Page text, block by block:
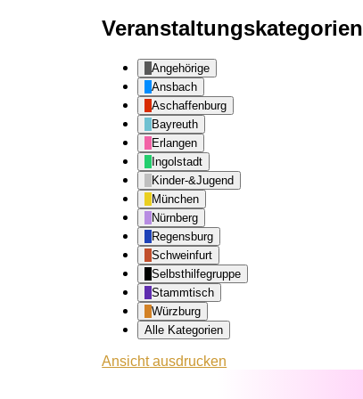
Veranstaltungskategorien
Angehörige
Ansbach
Aschaffenburg
Bayreuth
Erlangen
Ingolstadt
Kinder-&Jugend
München
Nürnberg
Regensburg
Schweinfurt
Selbsthilfegruppe
Stammtisch
Würzburg
Alle Kategorien
Ansichtausdrucken